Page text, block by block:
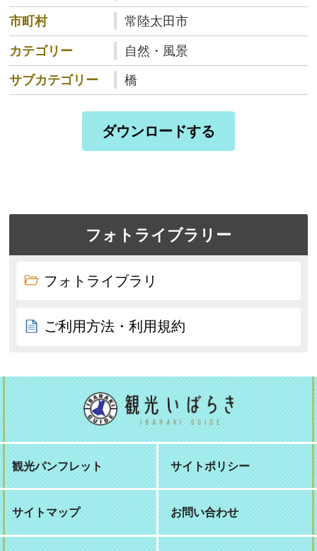
市町村
常陸太田市
カテゴリー
自然・風景
サブカテゴリー
橋
ダウンロードする
フォトライブラリー
フォトライブラリ
ご利用方法・利用規約
観光パンフレット サイトポリシー
サイトマップ お問い合わせ